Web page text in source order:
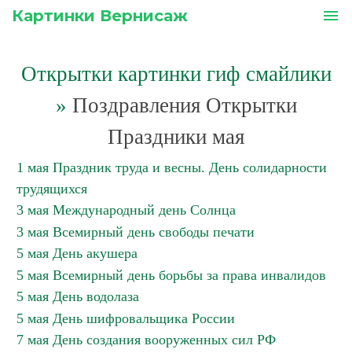
Картинки Вернисаж menu
Открытки картинки гиф смайлики
» Поздравления Открытки
Праздники мая
1 мая Праздник труда и весны. День солидарности
трудящихся
3 мая Международный день Солнца
3 мая Всемирный день свободы печати
5 мая День акушера
5 мая Всемирный день борьбы за права инвалидов
5 мая День водолаза
5 мая День шифровальщика России
7 мая День создания вооруженных сил РФ